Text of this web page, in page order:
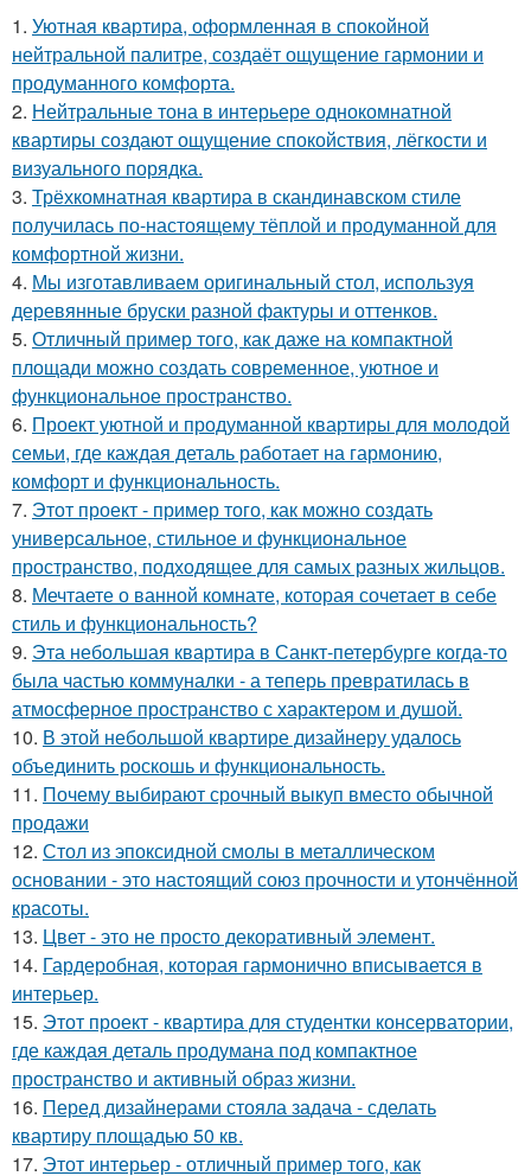
1. Уютная квартира, оформленная в спокойной
нейтральной палитре, создаёт ощущение гармонии и
продуманного комфорта.
2. Нейтральные тона в интерьере однокомнатной
квартиры создают ощущение спокойствия, лёгкости и
визуального порядка.
3. Трёхкомнатная квартира в скандинавском стиле
получилась по-настоящему тёплой и продуманной для
комфортной жизни.
4. Мы изготавливаем оригинальный стол, используя
деревянные бруски разной фактуры и оттенков.
5. Отличный пример того, как даже на компактной
площади можно создать современное, уютное и
функциональное пространство.
6. Проект уютной и продуманной квартиры для молодой
семьи, где каждая деталь работает на гармонию,
комфорт и функциональность.
7. Этот проект - пример того, как можно создать
универсальное, стильное и функциональное
пространство, подходящее для самых разных жильцов.
8. Мечтаете о ванной комнате, которая сочетает в себе
стиль и функциональность?
9. Эта небольшая квартира в Санкт-петербурге когда-то
была частью коммуналки - а теперь превратилась в
атмосферное пространство с характером и душой.
10. В этой небольшой квартире дизайнеру удалось
объединить роскошь и функциональность.
11. Почему выбирают срочный выкуп вместо обычной
продажи
12. Стол из эпоксидной смолы в металлическом
основании - это настоящий союз прочности и утончённой
красоты.
13. Цвет - это не просто декоративный элемент.
14. Гардеробная, которая гармонично вписывается в
интерьер.
15. Этот проект - квартира для студентки консерватории,
где каждая деталь продумана под компактное
пространство и активный образ жизни.
16. Перед дизайнерами стояла задача - сделать
квартиру площадью 50 кв.
17. Этот интерьер - отличный пример того, как